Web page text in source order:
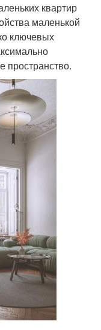
квартир
маленькой
ключевых
пространство.